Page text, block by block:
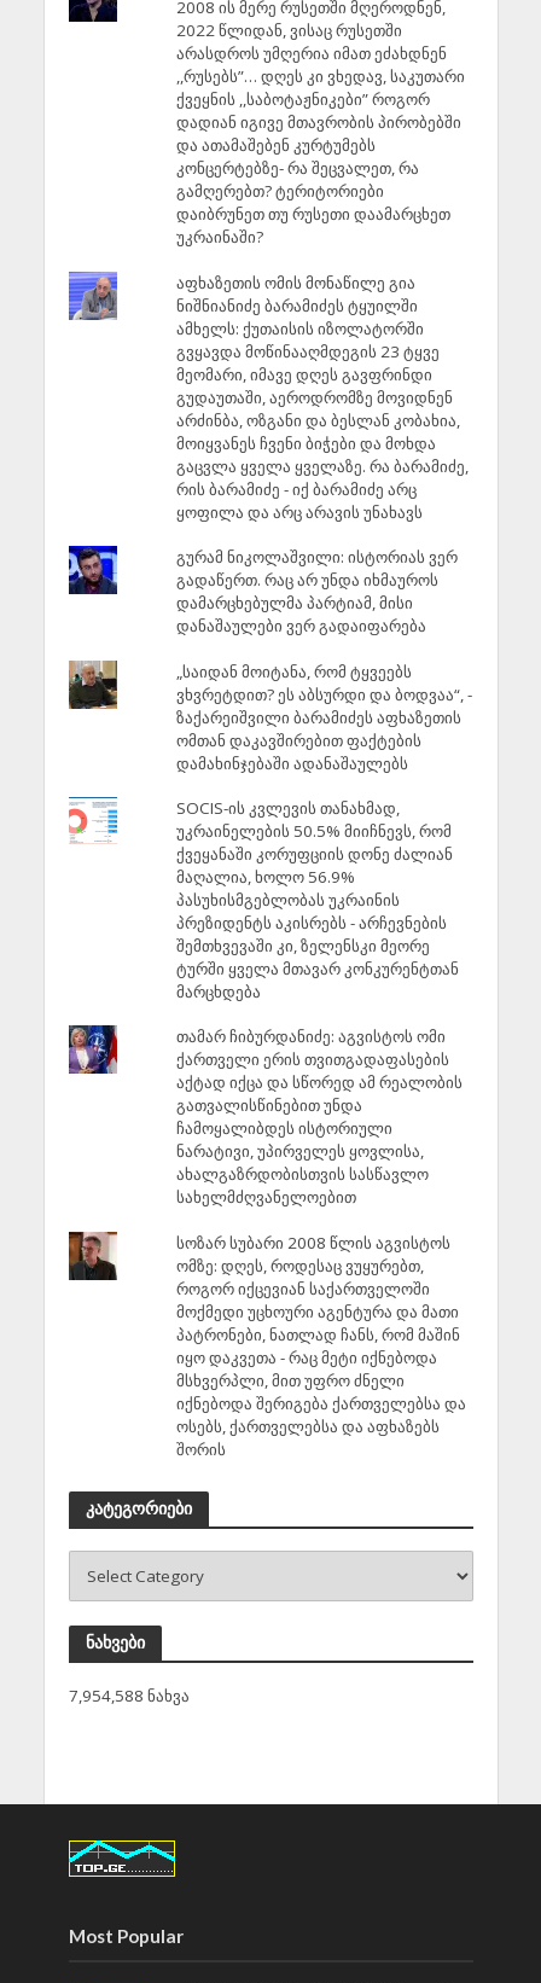
2008 ის მერე რუსეთში მღეროდნენ,
2022 წლიდან, ვისაც რუსეთში
არასდროს უმღერია იმათ ეძახდნენ
,,რუსებს”… დღეს კი ვხედავ, საკუთარი
ქვეყნის ,,საბოტაჟნიკები” როგორ
დადიან იგივე მთავრობის პირობებში
და ათამაშებენ კურტუმებს
კონცერტებზე- რა შეცვალეთ, რა
გამღერებთ? ტერიტორიები
დაიბრუნეთ თუ რუსეთი დაამარცხეთ
უკრაინაში?
აფხაზეთის ომის მონაწილე გია
ნიშნიანიძე ბარამიძეს ტყუილში
ამხელს: ქუთაისის იზოლატორში
გვყავდა მოწინააღმდეგის 23 ტყვე
მეომარი, იმავე დღეს გავფრინდი
გუდაუთაში, აეროდრომზე მოვიდნენ
არძინბა, ოზგანი და ბესლან კობახია,
მოიყვანეს ჩვენი ბიჭები და მოხდა
გაცვლა ყველა ყველაზე. რა ბარამიძე,
რის ბარამიძე - იქ ბარამიძე არც
ყოფილა და არც არავის უნახავს
გურამ ნიკოლაშვილი: ისტორიას ვერ
გადაწერთ. რაც არ უნდა იხმაუროს
დამარცხებულმა პარტიამ, მისი
დანაშაულები ვერ გადაიფარება
„საიდან მოიტანა, რომ ტყვეებს
ვხვრეტდით? ეს აბსურდი და ბოდვაა“, -
ზაქარეიშვილი ბარამიძეს აფხაზეთის
ომთან დაკავშირებით ფაქტების
დამახინჯებაში ადანაშაულებს
SOCIS-ის კვლევის თანახმად,
უკრაინელების 50.5% მიიჩნევს, რომ
ქვეყანაში კორუფციის დონე ძალიან
მაღალია, ხოლო 56.9%
პასუხისმგებლობას უკრაინის
პრეზიდენტს აკისრებს - არჩევნების
შემთხვევაში კი, ზელენსკი მეორე
ტურში ყველა მთავარ კონკურენტთან
მარცხდება
თამარ ჩიბურდანიძე: აგვისტოს ომი
ქართველი ერის თვითგადაფასების
აქტად იქცა და სწორედ ამ რეალობის
გათვალისწინებით უნდა
ჩამოყალიბდეს ისტორიული
ნარატივი, უპირველეს ყოვლისა,
ახალგაზრდობისთვის სასწავლო
სახელმძღვანელოებით
სოზარ სუბარი 2008 წლის აგვისტოს
ომზე: დღეს, როდესაც ვუყურებთ,
როგორ იქცევიან საქართველოში
მოქმედი უცხოური აგენტურა და მათი
პატრონები, ნათლად ჩანს, რომ მაშინ
იყო დაკვეთა - რაც მეტი იქნებოდა
მსხვერპლი, მით უფრო ძნელი
იქნებოდა შერიგება ქართველებსა და
ოსებს, ქართველებსა და აფხაზებს
შორის
კატეგორიები
ნახვები
7,954,588 ნახვა
Most Popular